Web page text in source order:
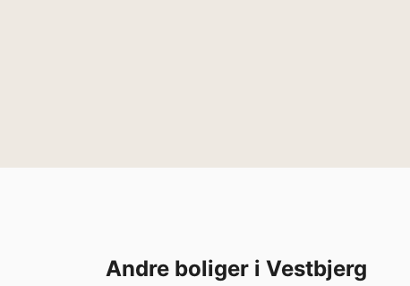
Andre boliger i Vestbjerg